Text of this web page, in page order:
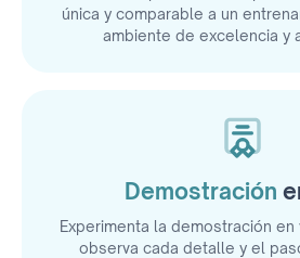
única y comparable a un
ambiente de excelencia y
Demostración
Experimenta la demostración
observa cada detalle y el